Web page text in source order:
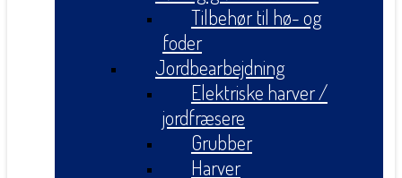
Tilbehør til hø- og
foder
Jordbearbejdning
Elektriske harver /
jordfræsere
Grubber
Harver